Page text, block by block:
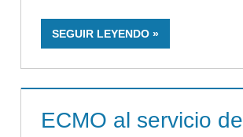
SEGUIR LEYENDO
ECMO al servicio de